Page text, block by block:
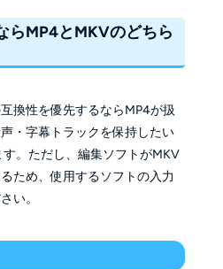
らMP4とMKVのどちら
換性を優先するならMP4が扱
・字幕トラックを保持したい
。ただし、編集ソフトがMKV
ため、使用するソフトの入力
い。